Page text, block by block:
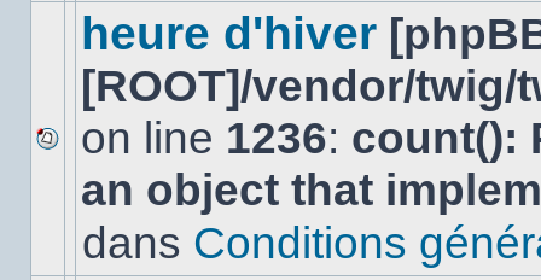
sujet.
Aucun
nouveau
message
heure d'hiver
[ROOT]/vendor/
on line 1236: count():
an object that
dans Conditions